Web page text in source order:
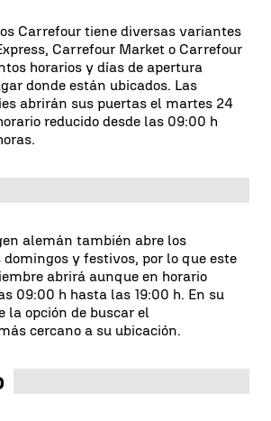
Carrefour tiene diversas variantes
Carrefour Market o Carrefour
horarios y días de apertura
donde están ubicados. Las
abrirán sus puertas el martes 24
reducido desde las 09:00 h
alemán también abre los
y festivos, por lo que este
abrirá aunque en horario
09:00 h hasta las 19:00 h. En su
la opción de buscar el
cercano a su ubicación.